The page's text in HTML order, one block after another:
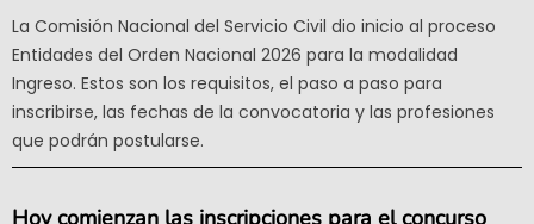
La Comisión Nacional del Servicio Civil dio inicio al proceso
Entidades del Orden Nacional 2026 para la modalidad
Ingreso. Estos son los requisitos, el paso a paso para
inscribirse, las fechas de la convocatoria y las profesiones
que podrán postularse.